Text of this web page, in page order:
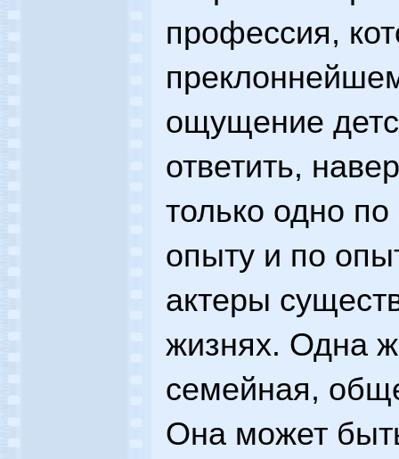
профессия,
ощущение
ответить,
только одно
опыту и по
актеры
жизнях. Одна
семейная,
Она может